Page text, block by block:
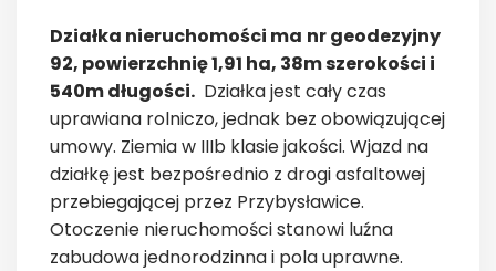
Działka nieruchomości ma nr geodezyjny
92, powierzchnię 1,91 ha, 38m szerokości i
540m długości. Działka jest cały czas
uprawiana rolniczo, jednak bez obowiązującej
umowy. Ziemia w IIIb klasie jakości. Wjazd na
działkę jest bezpośrednio z drogi asfaltowej
przebiegającej przez Przybysławice.
Otoczenie nieruchomości stanowi luźna
zabudowa jednorodzinna i pola uprawne.